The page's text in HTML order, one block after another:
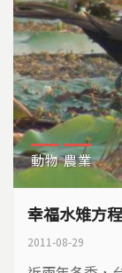
動物 農業
幸福水雉方
2011-08-29